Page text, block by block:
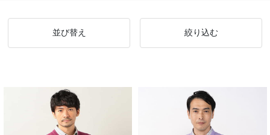
並び替え 絞り込む